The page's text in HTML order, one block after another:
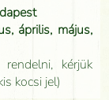
április, május,
kérjük
kocsi jel)